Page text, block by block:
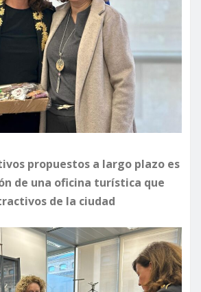
propuestos a largo plazo es
de una oficina turística que
de la ciudad